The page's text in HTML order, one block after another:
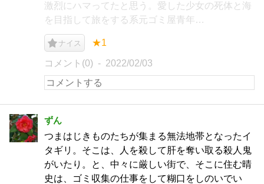
激烈にハマってたと思う。愛した少女の死体と海
を目指して旅をする系元ゴミ屋青年…
ナイス ★1
コメント(0) 2022/02/03
ずん
つまはじきものたちが集まる無法地帯となったイ
タギリ。そこは、人を殺して肝を奪い取る殺人鬼
がいたり。と、中々に厳しい街で、そこに住む晴
史は、ゴミ収集の仕事をして糊口をしのいでい